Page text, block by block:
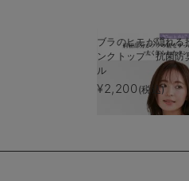
ブラのヒモが隠れる
ンクトップ 抗菌
ル
¥2,200 (税込)